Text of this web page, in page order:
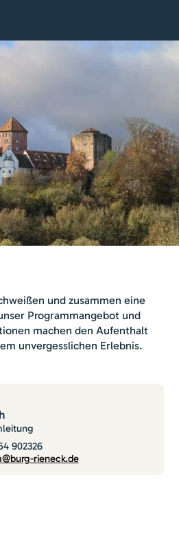
und zusammen eine
Programmangebot und
machen den Aufenthalt
unvergesslichen Erlebnis.
902326
rieneck.de